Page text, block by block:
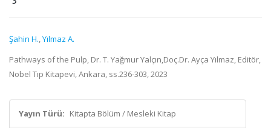
Şahin H.,Yılmaz A.
Pathways of the Pulp, Dr. T. Yağmur Yalçın,Doç.Dr. Ayça Yılmaz, Editör,
Nobel Tıp Kitapevi, Ankara, ss.236-303, 2023
Yayın Türü: Kitapta Bölüm / Mesleki Kitap